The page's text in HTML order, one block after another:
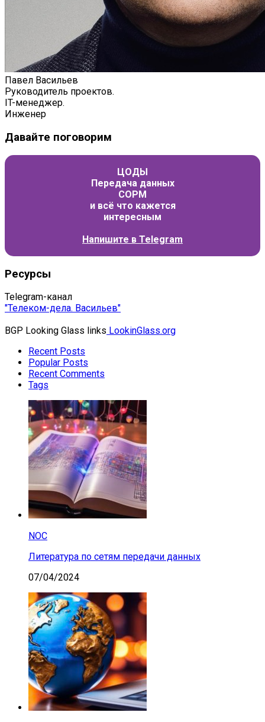
Павел Васильев
Руководитель проектов.
IT-менеджер.
Инженер
Давайте поговорим
ЦОДЫ
Передача данных
СОРМ
и всё что кажется
интересным
Напишите в Telegram
Ресурсы
Telegram-канал
"Телеком-дела. Васильев"
BGP Looking Glass links LookinGlass.org
Recent Posts
Popular Posts
Recent Comments
Tags
NOC
Литература по сетям передачи данных
07/04/2024